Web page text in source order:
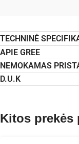
TECHNINĖ
APIE GREE
NEMOKAMAS
D.U.K
Kitos prekės